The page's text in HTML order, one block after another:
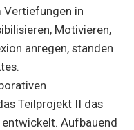
Vertiefungen in
Motivieren,
anregen, standen
Teilprojekt II das
entwickelt. Aufbauend